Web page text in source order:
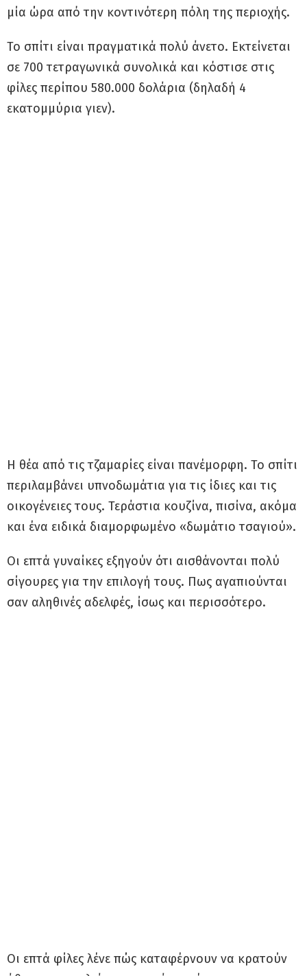
μία ώρα από την κοντινότερη πόλη της περιοχής.
Το σπίτι είναι πραγματικά πολύ άνετο. Εκτείνεται
σε 700 τετραγωνικά συνολικά και κόστισε στις
φίλες περίπου 580.000 δολάρια (δηλαδή 4
εκατομμύρια γιεν).
Η θέα από τις τζαμαρίες είναι πανέμορφη. Το σπίτι
περιλαμβάνει υπνοδωμάτια για τις ίδιες και τις
οικογένειες τους. Τεράστια κουζίνα, πισίνα, ακόμα
και ένα ειδικά διαμορφωμένο «δωμάτιο τσαγιού».
Οι επτά γυναίκες εξηγούν ότι αισθάνονται πολύ
σίγουρες για την επιλογή τους. Πως αγαπιούνται
σαν αληθινές αδελφές, ίσως και περισσότερο.
Οι επτά φίλες λένε πώς καταφέρνουν να κρατούν